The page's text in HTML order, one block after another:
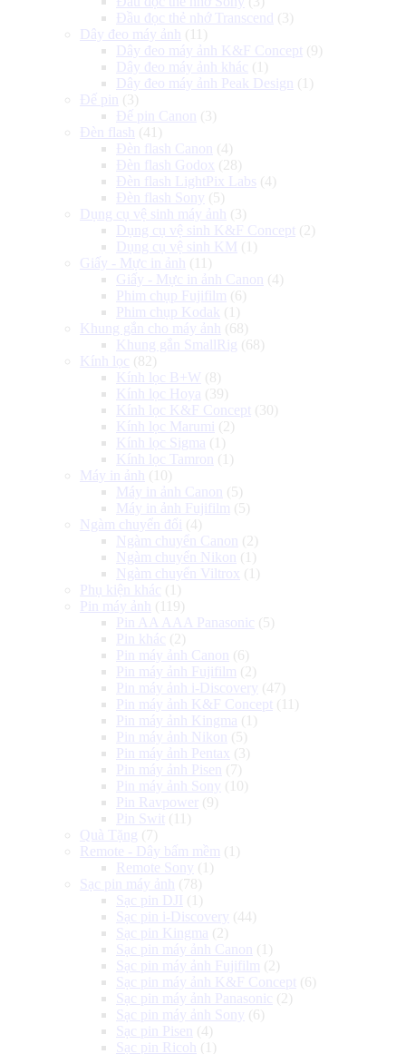
Đầu đọc thẻ nhớ Transcend
(3)
Dây đeo máy ảnh
(11)
Dây đeo máy ảnh K&F Concept (9)
Dây đeo máy ảnh khác (1)
Dây đeo máy ảnh Peak Design
(1)
Đế pin
(3)
Đế pin Canon
(3)
Đèn flash
(41)
Đèn flash Canon
(4)
Đèn flash Godox (28)
Đèn flash LightPix Labs (4)
Đèn flash Sony (5)
Dụng cụ vệ sinh máy ảnh
(3)
Dụng cụ vệ sinh K&F Concept (2)
Dụng cụ vệ sinh KM (1)
Giấy - Mực in ảnh
(11)
Giấy - Mực in ảnh Canon
(4)
Phim chụp Fujifilm (6)
Phim chụp Kodak (1)
Khung gắn cho máy ảnh
(68)
Khung gắn SmallRig (68)
Kính lọc (82)
Kính lọc B+W (8)
Kính lọc Hoya (39)
Kính lọc K&F Concept (30)
Kính lọc Marumi (2)
Kính lọc Sigma (1)
Kính lọc Tamron
(1)
Máy in ảnh
(10)
Máy in ảnh Canon
(5)
Máy in ảnh Fujifilm (5)
Ngàm chuyển đổi (4)
Ngàm chuyển Canon
(2)
Ngàm chuyển Nikon
(1)
Ngàm chuyển Viltrox (1)
Phụ kiện khác (1)
Pin máy ảnh
(119)
Pin AA AAA Panasonic (5)
Pin khác (2)
Pin máy ảnh Canon
(6)
Pin máy ảnh Fujifilm (2)
Pin máy ảnh i-Discovery (47)
Pin máy ảnh K&F Concept (11)
Pin máy ảnh Kingma (1)
Pin máy ảnh Nikon
(5)
Pin máy ảnh Pentax (3)
Pin máy ảnh Pisen
(7)
Pin máy ảnh Sony (10)
Pin Ravpower
(9)
Pin Swit (11)
Quà Tặng (7)
Remote - Dây bấm mềm (1)
Remote Sony (1)
Sạc pin máy ảnh
(78)
Sạc pin DJI (1)
Sạc pin i-Discovery (44)
Sạc pin Kingma (2)
Sạc pin máy ảnh Canon
(1)
Sạc pin máy ảnh Fujifilm (2)
Sạc pin máy ảnh K&F Concept (6)
Sạc pin máy ảnh Panasonic (2)
Sạc pin máy ảnh Sony (6)
Sạc pin Pisen
(4)
Sạc pin Ricoh
(1)